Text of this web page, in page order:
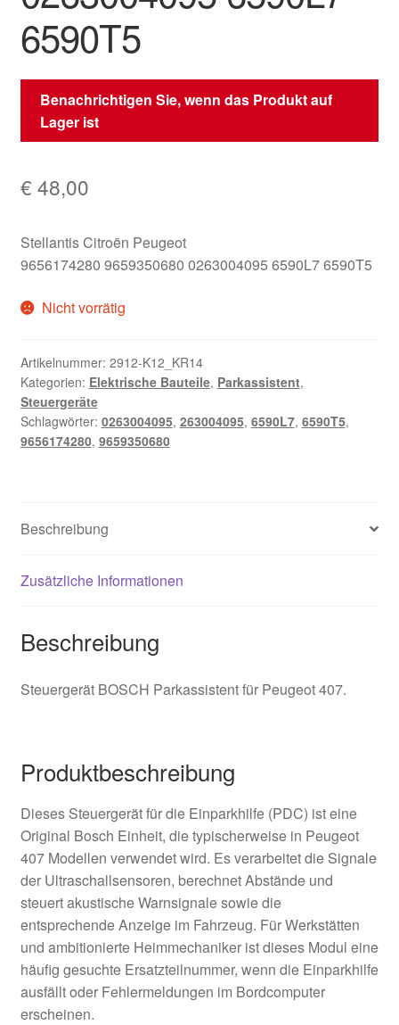
6590T5
Benachrichtigen Sie, wenn das Produkt auf
Lager ist
€ 48,00
Stellantis Citroën Peugeot
9656174280 9659350680 0263004095 6590L7 6590T5
Nicht vorrätig
Artikelnummer: 2912-K12_KR14
Kategorien: Elektrische Bauteile, Parkassistent,
Steuergeräte
Schlagwörter: 0263004095, 263004095, 6590L7, 6590T5,
9656174280, 9659350680
Beschreibung
Zusätzliche Informationen
Beschreibung
Steuergerät BOSCH Parkassistent für Peugeot 407.
Produktbeschreibung
Dieses Steuergerät für die Einparkhilfe (PDC) ist eine
Original Bosch Einheit, die typischerweise in Peugeot
407 Modellen verwendet wird. Es verarbeitet die Signale
der Ultraschallsensoren, berechnet Abstände und
steuert akustische Warnsignale sowie die
entsprechende Anzeige im Fahrzeug. Für Werkstätten
und ambitionierte Heimmechaniker ist dieses Modul eine
häufig gesuchte Ersatzteilnummer, wenn die Einparkhilfe
ausfällt oder Fehlermeldungen im Bordcomputer
erscheinen.